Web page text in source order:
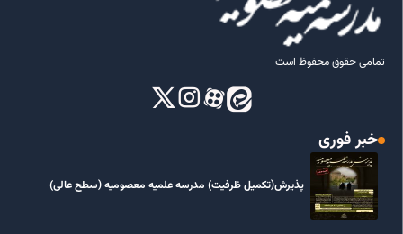
تمامی حقوق محفوظ است
خبر فوری
پذیرش(تکمیل ظرفیت) مدرسه علمیه معصومیه‌ (سطح عالی)